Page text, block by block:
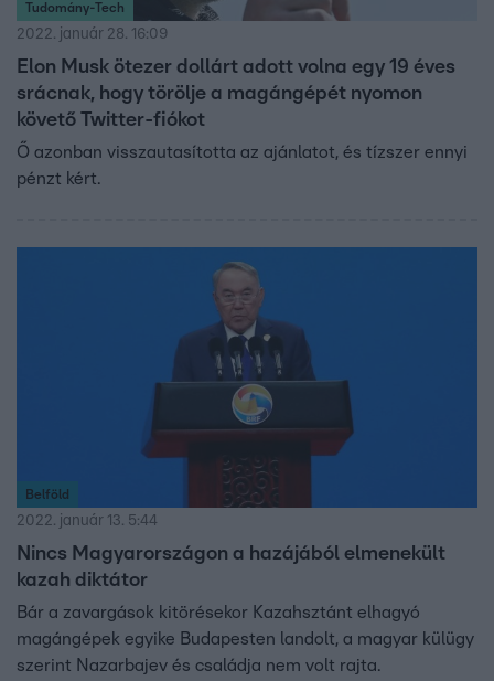
Tudomány-Tech
2022. január 28. 16:09
Elon Musk ötezer dollárt adott volna egy 19 éves
srácnak, hogy törölje a magángépét nyomon
követő Twitter-fiókot
Ő azonban visszautasította az ajánlatot, és tízszer ennyi
pénzt kért.
Belföld
2022. január 13. 5:44
Nincs Magyarországon a hazájából elmenekült
kazah diktátor
Bár a zavargások kitörésekor Kazahsztánt elhagyó
magángépek egyike Budapesten landolt, a magyar külügy
szerint Nazarbajev és családja nem volt rajta.